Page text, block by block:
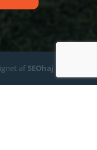
af SEOhaj